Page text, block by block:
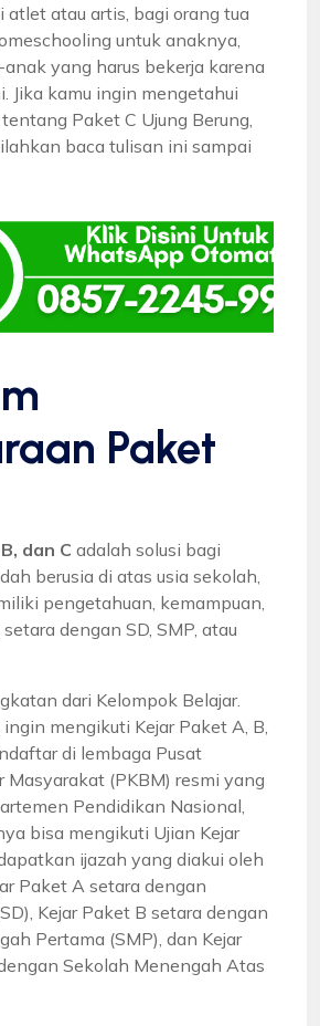
atlet atau artis, bagi orang tua
untuk anaknya,
yang harus bekerja karena
Jika kamu ingin mengetahui
Paket C Ujung Berung,
baca tulisan ini sampai
Paket
dan C adalah solusi bagi
berusia di atas usia sekolah,
pengetahuan, kemampuan,
dengan SD, SMP, atau
dari Kelompok Belajar.
mengikuti Kejar Paket A, B,
di lembaga Pusat
Masyarakat (PKBM) resmi yang
Pendidikan Nasional,
bisa mengikuti Ujian Kejar
ijazah yang diakui oleh
Paket A setara dengan
Kejar Paket B setara dengan
Pertama (SMP), dan Kejar
Sekolah Menengah Atas